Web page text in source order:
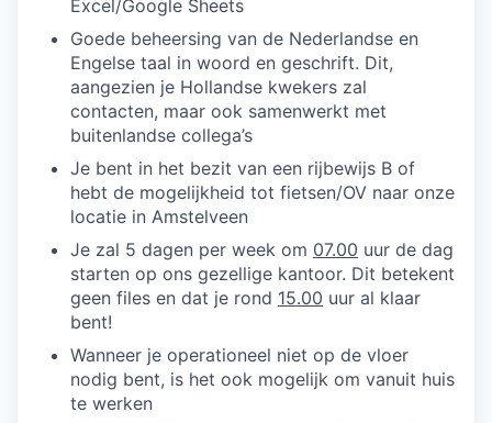
Excel/Google Sheets
Goede beheersing van de Nederlandse en
Engelse taal in woord en geschrift. Dit,
aangezien je Hollandse kwekers zal
contacten, maar ook samenwerkt met
buitenlandse collega’s
Je bent in het bezit van een rijbewijs B of
hebt de mogelijkheid tot fietsen/OV naar onze
locatie in Amstelveen
Je zal 5 dagen per week om 07.00 uur de dag
starten op ons gezellige kantoor. Dit betekent
geen files en dat je rond 15.00 uur al klaar
bent!
Wanneer je operationeel niet op de vloer
nodig bent, is het ook mogelijk om vanuit huis
te werken